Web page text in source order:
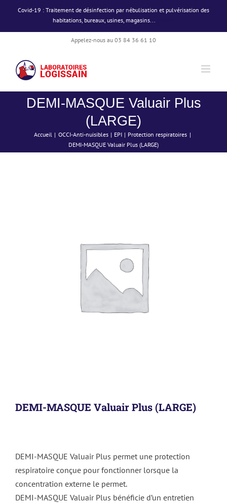
Covid-19 : Traitement de désinfection par nébulisation et pulvérisation des
habitations, bureaux, usines, magasins...
Passer
contenu
Appelez-nous au 03 84 36 61 10
DEMI-MASQUE Valuair Plus
(LARGE)
Accueil OCCI-Anti-nuisibles EPI
Protection respiratoires
DEMI-MASQUE Valuair Plus (LARGE)
DEMI-MASQUE Valuair Plus (LARGE)
DEMI-MASQUE Valuair Plus permet une protection
respiratoire conçue pour fonctionner lorsque la
concentration externe le permet.
DEMI-MASQUE Valuair Plus bénéficie d’un entretien